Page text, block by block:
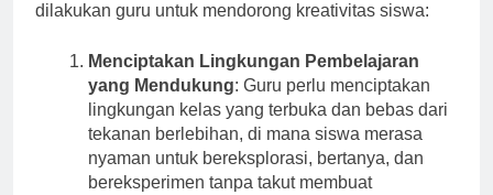
dilakukan guru untuk mendorong kreativitas siswa:
Menciptakan Lingkungan Pembelajaran
yang Mendukung: Guru perlu menciptakan
lingkungan kelas yang terbuka dan bebas dari
tekanan berlebihan, di mana siswa merasa
nyaman untuk bereksplorasi, bertanya, dan
bereksperimen tanpa takut membuat